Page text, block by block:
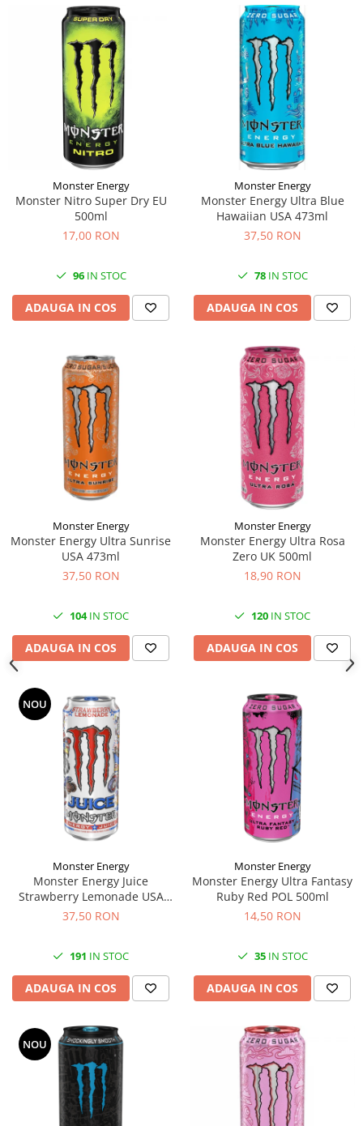
Monster Energy
Monster Nitro Super Dry EU
500ml
17,00 RON
96IN STOC
ADAUGA IN COS
Monster Energy
Monster Energy Ultra Blue
Hawaiian USA 473ml
37,50 RON
78IN STOC
ADAUGA IN COS
Monster Energy
Monster Energy Ultra Sunrise
USA 473ml
37,50 RON
104IN STOC
ADAUGA IN COS
Monster Energy
Monster Energy Ultra Rosa
Zero UK 500ml
18,90 RON
120 IN STOC
ADAUGA IN COS
NOU
Monster Energy
Monster Energy Juice
Strawberry Lemonade USA
473ml
37,50 RON
191 IN STOC
ADAUGA IN COS
Monster Energy
Monster Energy Ultra Fantasy
Ruby Red POL 500ml
14,50 RON
35IN STOC
ADAUGA IN COS
NOU